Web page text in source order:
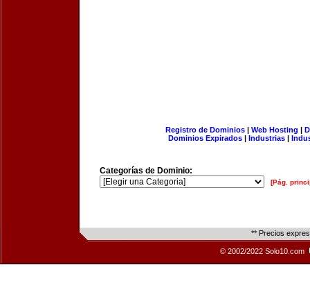
Registro de Dominios| Web Hosting |
Dominios Expirados | Industrias |
Categorías de Dominio:
[Pág.
** Precios
© 2002/2022 Solo10.com